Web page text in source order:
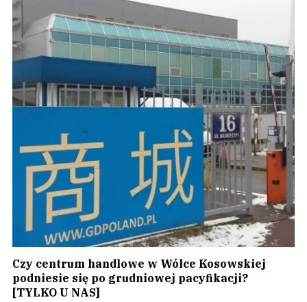
Czy centrum handlowe w Wólce Kosowskiej
podniesie się po grudniowej pacyfikacji?
[TYLKO U NAS]